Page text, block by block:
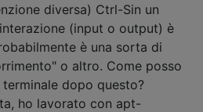
diversa) Ctrl-Sin un
(input o output) è
è una sorta di
o altro. Come posso
dopo questo?
ho lavorato con apt-